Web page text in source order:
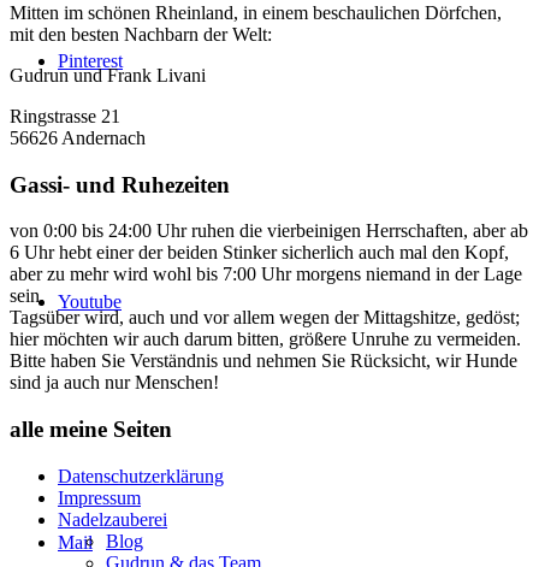
Pinterest
Youtube
Mail
Mitten im schönen Rheinland, in einem beschaulichen Dörfchen,
mit den besten Nachbarn der Welt:
Gudrun und Frank Livani
Ringstrasse 21
56626 Andernach
Gassi- und Ruhezeiten
von 0:00 bis 24:00 Uhr ruhen die vierbeinigen Herrschaften, aber ab
6 Uhr hebt einer der beiden Stinker sicherlich auch mal den Kopf,
aber zu mehr wird wohl bis 7:00 Uhr morgens niemand in der Lage
sein.
Tagsüber wird, auch und vor allem wegen der Mittagshitze, gedöst;
hier möchten wir auch darum bitten, größere Unruhe zu vermeiden.
Bitte haben Sie Verständnis und nehmen Sie Rücksicht, wir Hunde
sind ja auch nur Menschen!
alle meine Seiten
Datenschutzerklärung
Impressum
Nadelzauberei
Blog
Gudrun & das Team